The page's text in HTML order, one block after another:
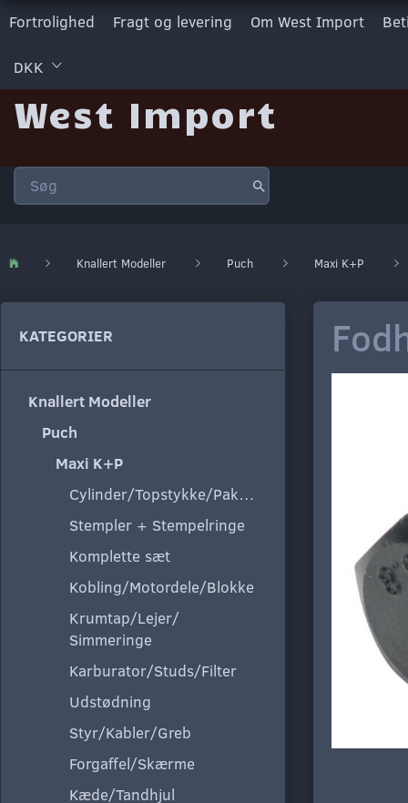
Fortrolighed Fragt og levering Om West Import
DKK
West Import
Knallert Modeller Puch Maxi K+P
KATEGORIER
Knallert Modeller
Puch
Maxi K+P
Cylinder/Topstykke/Pakning
Stempler + Stempelringe
Komplette sæt
Kobling/Motordele/Blokke
Krumtap/Lejer/
Simmeringe
Karburator/Studs/Filter
Udstødning
Styr/Kabler/Greb
Forgaffel/Skærme
Kæde/Tandhjul